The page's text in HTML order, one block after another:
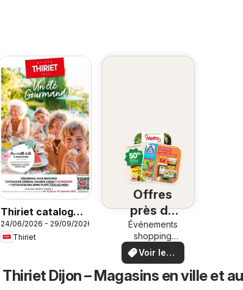
Thiriet catalogue
livraison à
domicile
24/06/2026 - 29/09/2026
Thiriet
Offres
près de
chez vous
Événements
shopping
locaux et
offres
spéciales
Voir les
offres
Thiriet Dijon – Magasins en ville et